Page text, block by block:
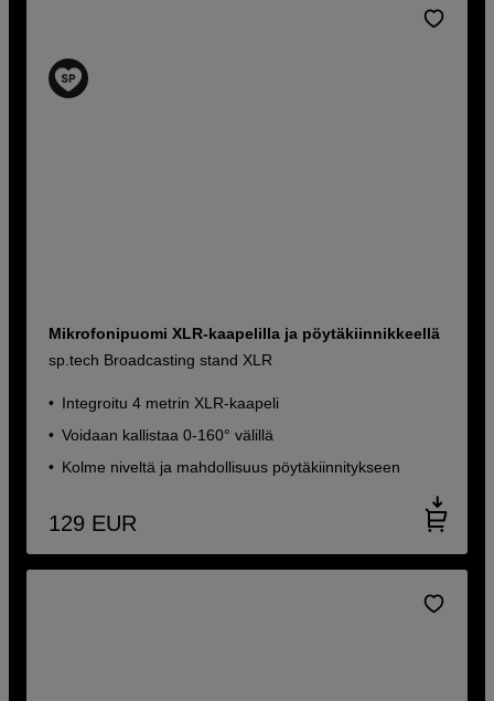
Mikrofonipuomi XLR-kaapelilla ja pöytäkiinnikkeellä
sp.tech Broadcasting stand XLR
Integroitu 4 metrin XLR-kaapeli
Voidaan kallistaa 0-160° välillä
Kolme niveltä ja mahdollisuus pöytäkiinnitykseen
129 EUR